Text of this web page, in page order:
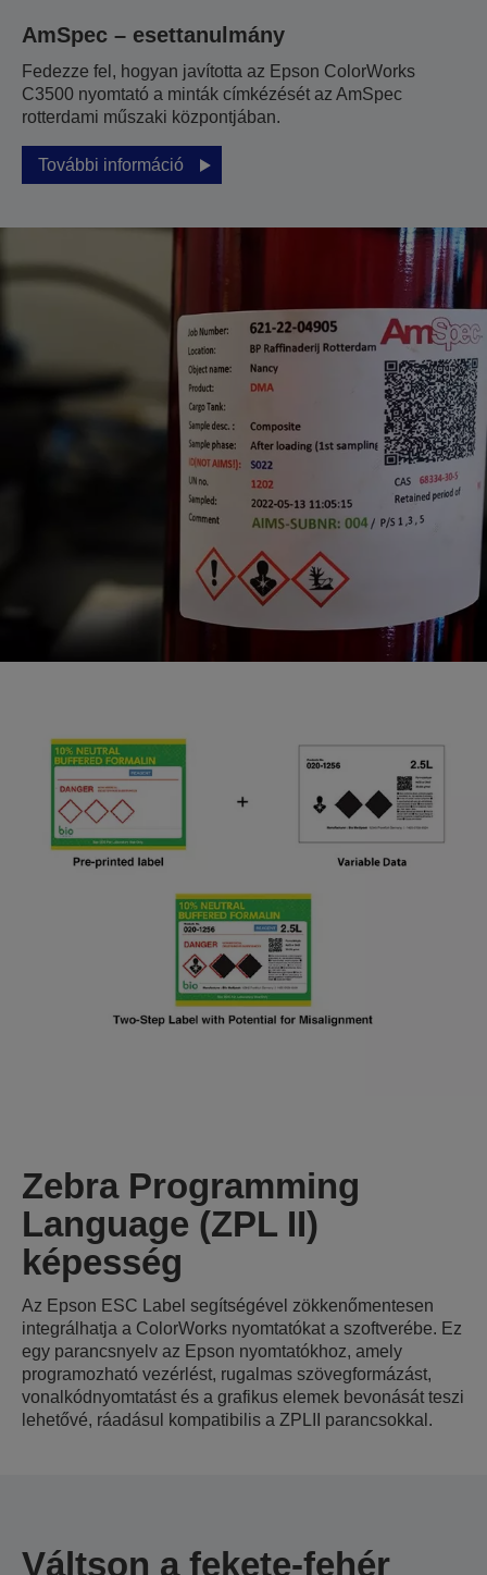
AmSpec – esettanulmány
Fedezze fel, hogyan javította az Epson ColorWorks
C3500 nyomtató a minták címkézését az AmSpec
rotterdami műszaki központjában.
További információ
Zebra Programming
Language (ZPL II)
képesség
Az Epson ESC Label segítségével zökkenőmentesen
integrálhatja a ColorWorks nyomtatókat a szoftverébe. Ez
egy parancsnyelv az Epson nyomtatókhoz, amely
programozható vezérlést, rugalmas szövegformázást,
vonalkódnyomtatást és a grafikus elemek bevonását teszi
lehetővé, ráadásul kompatibilis a ZPLII parancsokkal.
Váltson a fekete-fehér